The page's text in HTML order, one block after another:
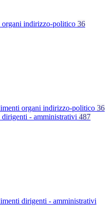
organi indirizzo-politico 36
organi indirizzo-politico 36
- amministrativi 487
dirigenti - amministrativi